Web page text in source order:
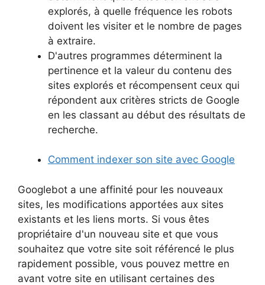
explorés, à quelle fréquence les robots
doivent les visiter et le nombre de pages
à extraire.
D'autres programmes déterminent la
pertinence et la valeur du contenu des
sites explorés et récompensent ceux qui
répondent aux critères stricts de Google
en les classant au début des résultats de
recherche.
Comment indexer son site avec Google
Googlebot a une affinité pour les nouveaux
sites, les modifications apportées aux sites
existants et les liens morts. Si vous êtes
propriétaire d'un nouveau site et que vous
souhaitez que votre site soit référencé le plus
rapidement possible, vous pouvez mettre en
avant votre site en utilisant certaines des